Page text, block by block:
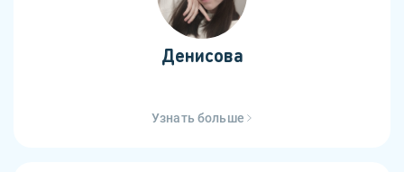
Денисова
Узнать больше